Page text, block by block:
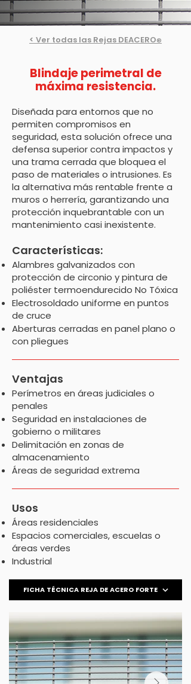
< Ver todas las Rejas DEACERO®
Blindaje perimetral de
máxima resistencia.
Diseñada para entornos que no
permiten compromisos en
seguridad, esta solución ofrece una
defensa superior contra impactos y
una trama cerrada que bloquea el
paso de materiales o intrusiones. Es
la alternativa más rentable frente a
muros o herrería, garantizando una
protección inquebrantable con un
mantenimiento casi inexistente.
Características:
Alambres galvanizados con
protección de circonio y pintura de
poliéster termoendurecido No Tóxica
Electrosoldado uniforme en puntos
de cruce
Aberturas cerradas en panel plano o
con pliegues
Ventajas
Perímetros en áreas judiciales o
penales
Seguridad en instalaciones de
gobierno o militares
Delimitación en zonas de
almacenamiento
Áreas de seguridad extrema
Usos
Áreas residenciales
Espacios comerciales, escuelas o
áreas verdes​
Industrial
FICHA TÉCNICA REJA DE ACERO FORTE